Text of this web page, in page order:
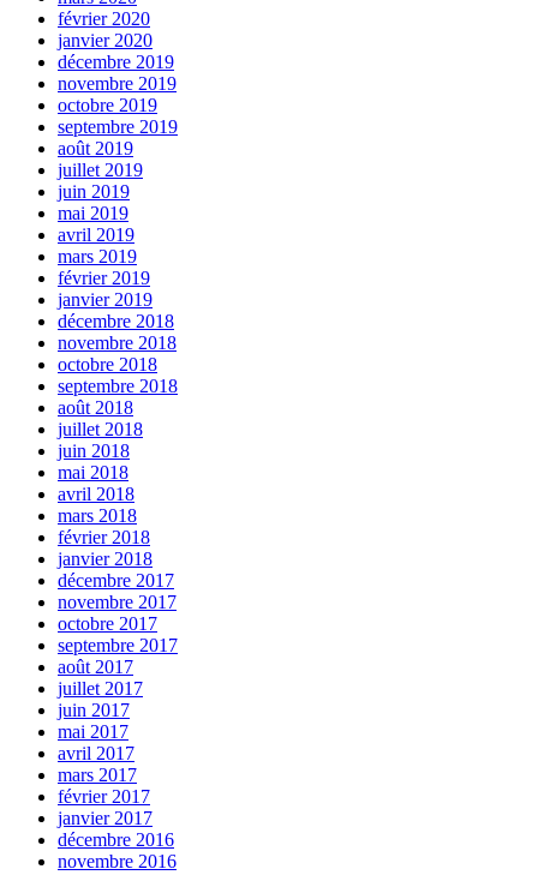
février 2020
janvier 2020
décembre 2019
novembre 2019
octobre 2019
septembre 2019
août 2019
juillet 2019
juin 2019
mai 2019
avril 2019
mars 2019
février 2019
janvier 2019
décembre 2018
novembre 2018
octobre 2018
septembre 2018
août 2018
juillet 2018
juin 2018
mai 2018
avril 2018
mars 2018
février 2018
janvier 2018
décembre 2017
novembre 2017
octobre 2017
septembre 2017
août 2017
juillet 2017
juin 2017
mai 2017
avril 2017
mars 2017
février 2017
janvier 2017
décembre 2016
novembre 2016